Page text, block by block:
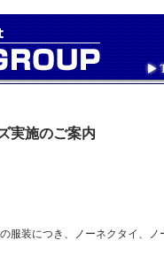
実施のご案内
服装につき、ノーネクタイ、